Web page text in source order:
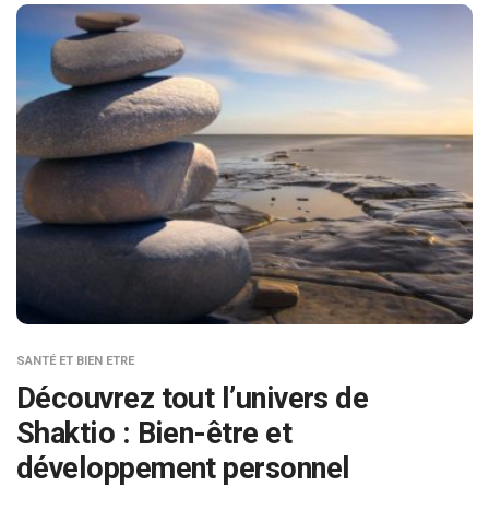
SANTÉ ET BIEN ETRE
Découvrez tout l’univers de
Shaktio : Bien-être et
développement personnel